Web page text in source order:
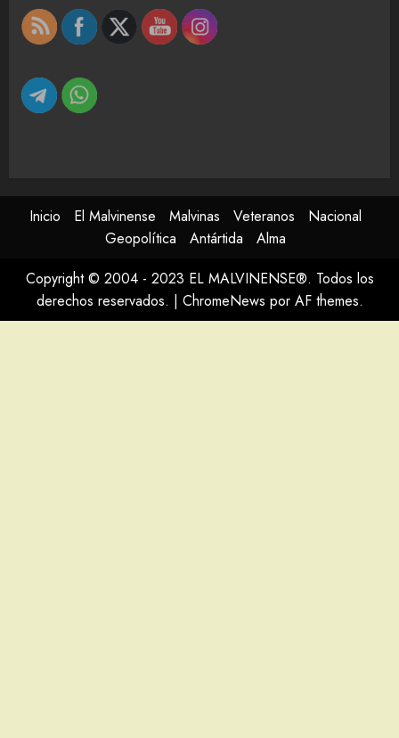
Inicio El Malvinense Malvinas Veteranos
Nacional
Geopolítica
Antártida
Alma
Copyright © 2004 - 2023 EL MALVINENSE®. Todos los
derechos reservados. | ChromeNews por AF themes.